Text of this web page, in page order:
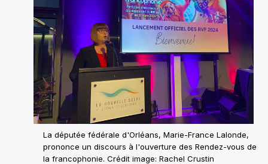
La députée fédérale d'Orléans, Marie-France Lalonde,
prononce un discours à l'ouverture des Rendez-vous de
la francophonie. Crédit image: Rachel Crustin